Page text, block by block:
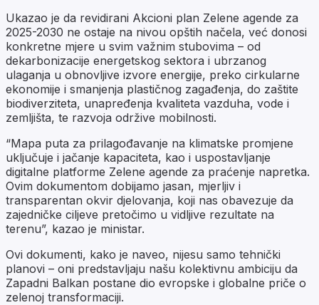
Ukazao je da revidirani Akcioni plan Zelene agende za
2025-2030 ne ostaje na nivou opštih načela, već donosi
konkretne mjere u svim važnim stubovima – od
dekarbonizacije energetskog sektora i ubrzanog
ulaganja u obnovljive izvore energije, preko cirkularne
ekonomije i smanjenja plastičnog zagađenja, do zaštite
biodiverziteta, unapređenja kvaliteta vazduha, vode i
zemljišta, te razvoja održive mobilnosti.
“Mapa puta za prilagođavanje na klimatske promjene
uključuje i jačanje kapaciteta, kao i uspostavljanje
digitalne platforme Zelene agende za praćenje napretka.
Ovim dokumentom dobijamo jasan, mjerljiv i
transparentan okvir djelovanja, koji nas obavezuje da
zajedničke ciljeve pretočimo u vidljive rezultate na
terenu”, kazao je ministar.
Ovi dokumenti, kako je naveo, nijesu samo tehnički
planovi – oni predstavljaju našu kolektivnu ambiciju da
Zapadni Balkan postane dio evropske i globalne priče o
zelenoj transformaciji.